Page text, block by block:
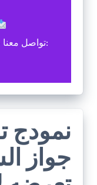
:تواصل
نمودج
جواز